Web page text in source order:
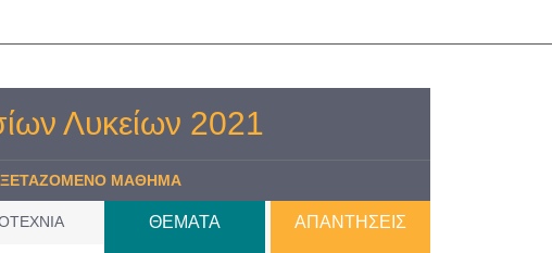
Λυκείων 2021
ΜΑΘΗΜΑ
ΘΕΜΑΤΑ ΑΠΑΝΤΗΣΕΙΣ